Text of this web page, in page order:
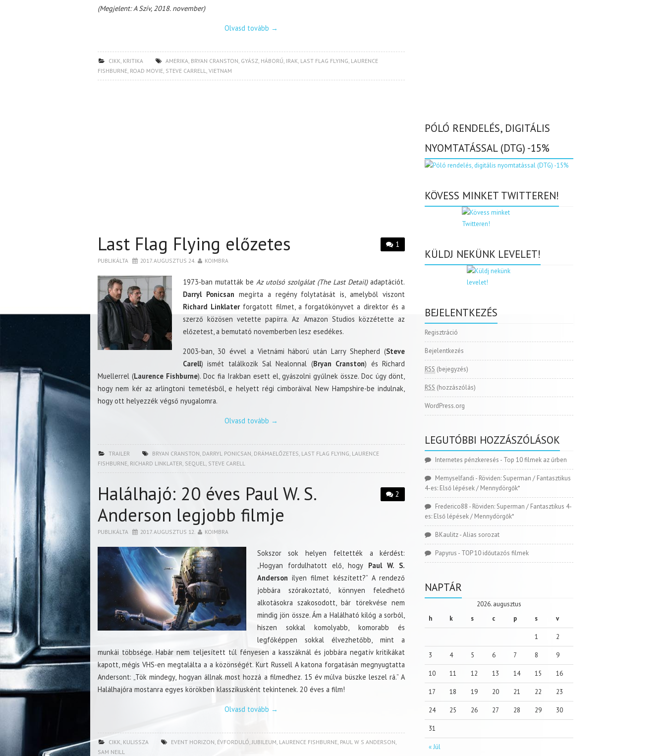
(Megjelent: A Szív, 2018. november)
Olvasd tovább →
CIKK, KRITIKA AMERIKA, BRYAN CRANSTON, GYÁSZ, HÁBORÚ, IRAK, LAST FLAG FLYING, LAURENCE
FISHBURNE, ROAD MOVIE, STEVE CARRELL, VIETNAM
1
Last Flag Flying előzetes
PUBLIKÁLTA 2017. AUGUSZTUS 24. KOIMBRA
1973-ban mutatták be Az utolsó szolgálat (The Last Detail)adaptációt.
Darryl Ponicsan megírta a regény folytatását is, amelyből viszont
Richard Linklaterforgatott filmet, a forgatókönyvet a direktor és a
szerző közösen vetette papírra. Az Amazon Studios közzétette az
előzetest, a bemutató novemberben lesz esedékes.
2003-ban, 30 évvel a Vietnámi háború után Larry Shepherd (Steve
Carell) ismét találkozik Sal Nealonnal (Bryan Cranston) és Richard
Muellerrel (Laurence Fishburne). Doc fia Irakban esett el, gyászolni gyűlnek össze. Doc úgy dönt,
hogy nem kér az arlingtoni temetésből, e helyett régi cimboráival New Hampshire-be indulnak,
hogy ott helyezzék végső nyugalomra.
Olvasd tovább →
TRAILER BRYAN CRANSTON, DARRYL PONICSAN, DRÁMAELŐZETES, LAST FLAG FLYING, LAURENCE
FISHBURNE, RICHARD LINKLATER, SEQUEL, STEVE CARELL
2
Halálhajó: 20 éves Paul W. S.
Anderson legjobb filmje
PUBLIKÁLTA 2017. AUGUSZTUS 12. KOIMBRA
Sokszor sok helyen feltették a kérdést:
„Hogyan fordulhatott elő, hogy Paul W. S.
Anderson ilyen filmet készített?” A rendező
jobbára szórakoztató, könnyen feledhető
alkotásokra szakosodott, bár törekvése nem
mindig jön össze. Ám a Halálható kilóg a sorból,
hiszen sokkal komolyabb, komorabb és
legfőképpen sokkal élvezhetőbb, mint a
munkái többsége. Habár nem teljesített túl fényesen a kasszáknál és jobbára negatív kritikákat
kapott, mégis VHS-en megtalálta a a közönségét. Kurt Russell A katona forgatásán megnyugtatta
Andersont: „Tök mindegy, hogyan állnak most hozzá a filmedhez. 15 év múlva büszke leszel rá.” A
Halálhajóra mostanra egyes körökben klasszikusként tekintenek. 20 éves a film!
Olvasd tovább →
CIKK, KULISSZA EVENT HORIZON, ÉVFORDULÓ,JUBILEUM, LAURENCE FISHBURNE, PAUL W S ANDERSON,
SAM NEILL
PÓLÓ RENDELÉS, DIGITÁLIS
NYOMTATÁSSAL (DTG) -15%
KÖVESS MINKET TWITTEREN!
KÜLDJ NEKÜNK LEVELET!
BEJELENTKEZÉS
Regisztráció
Bejelentkezés
RSS (bejegyzés)
RSS (hozzászólás)
WordPress.org
LEGUTÓBBI HOZZÁSZÓLÁSOK
Internetes pénzkeresés - Top 10 filmek az űrben
Memyselfandi - Röviden: Superman / Fantasztikus
4-es: Első lépések / Mennydörgők*
Frederico88 - Röviden: Superman / Fantasztikus 4-
es: Első lépések / Mennydörgők*
BKaulitz-Alias sorozat
Papyrus - TOP 10 időutazós filmek
NAPTÁR
2026. augusztus
h
k s c p s v
« Júl
1 2
3 4 5 6 7 8 9
10 11 12 13 14 15 16
17 18 19 20 21 22 23
24 25 26 27 28 29 30
31